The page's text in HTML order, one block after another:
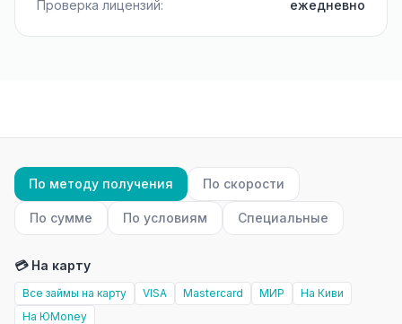
Проверка лицензий:
ежедневно
По методу получения По скорости
По сумме По условиям Специальные
💳 На карту
Все займы на карту VISA Mastercard МИР
На Киви
На ЮMoney